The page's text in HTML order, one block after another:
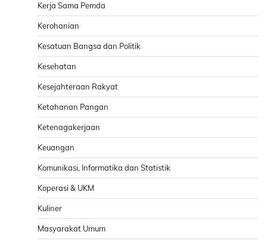
Kerja Sama Pemda
Kerohanian
Kesatuan Bangsa dan Politik
Kesehatan
Kesejahteraan Rakyat
Ketahanan Pangan
Ketenagakerjaan
Keuangan
Komunikasi, Informatika dan Statistik
Koperasi & UKM
Kuliner
Masyarakat Umum